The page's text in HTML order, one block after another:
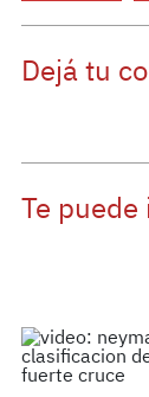
Dejá tu
Te